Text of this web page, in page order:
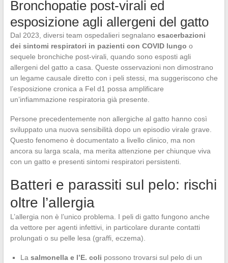
Bronchopatie post-virali ed
esposizione agli allergeni del gatto
Dal 2023, diversi team ospedalieri segnalano esacerbazioni
dei sintomi respiratori in pazienti con COVID lungo o
sequele bronchiche post-virali, quando sono esposti agli
allergeni del gatto a casa. Queste osservazioni non dimostrano
un legame causale diretto con i peli stessi, ma suggeriscono che
l’esposizione cronica a Fel d1 possa amplificare
un’infiammazione respiratoria già presente.
Persone precedentemente non allergiche al gatto hanno così
sviluppato una nuova sensibilità dopo un episodio virale grave.
Questo fenomeno è documentato a livello clinico, ma non
ancora su larga scala, ma merita attenzione per chiunque viva
con un gatto e presenti sintomi respiratori persistenti.
Batteri e parassiti sul pelo: rischi
oltre l’allergia
L’allergia non è l’unico problema. I peli di gatto fungono anche
da vettore per agenti infettivi, in particolare durante contatti
prolungati o su pelle lesa (graffi, eczema).
La salmonella e l’E. coli possono trovarsi sul pelo di un